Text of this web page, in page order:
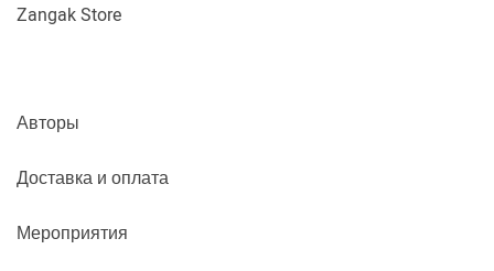
Zangak Store
Авторы
Доставка и оплата
Мероприятия